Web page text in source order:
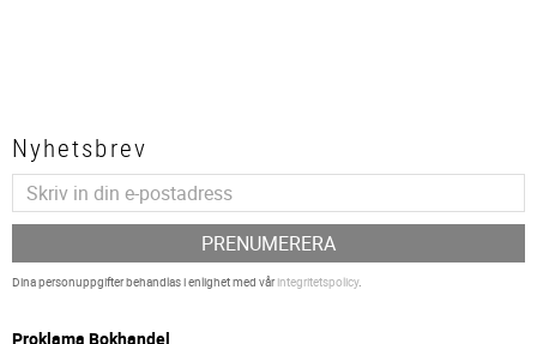
Nyhetsbrev
PRENUMERERA
Dina personuppgifter behandlas i enlighet med vårintegritetspolicy.
Proklama Bokhandel